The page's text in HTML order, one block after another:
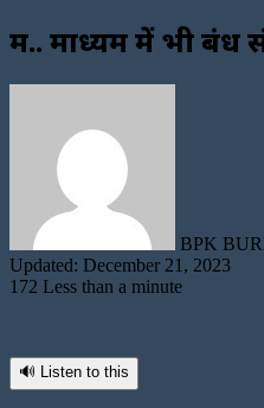
म.प्र. माध्यम में भी
BPK
Updated: December 21, 2023
172 Less than a minute
🔊 Listen to this